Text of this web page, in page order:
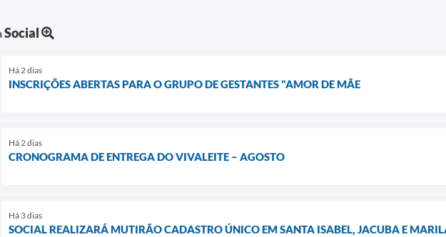
Social
Há 2 dias
INSCRIÇÕES ABERTAS PARA O GRUPO DE GESTANTES "AMOR DE MÃE
Há 2 dias
CRONOGRAMA DE ENTREGA DO VIVALEITE – AGOSTO
Há 3 dias
SOCIAL REALIZARÁ MUTIRÃO CADASTRO ÚNICO EM SANTA ISABEL, JACUBA E